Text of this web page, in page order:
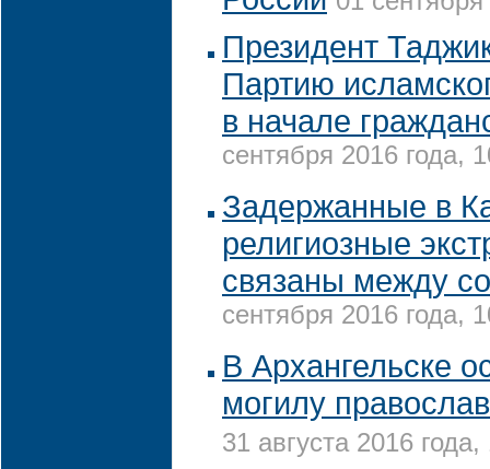
Президент
Партию
в начале
сентября 2016 года,
Задержанные в
религиозные
связаны между
сентября 2016 года,
В Архангельске
могилу
31 августа 2016